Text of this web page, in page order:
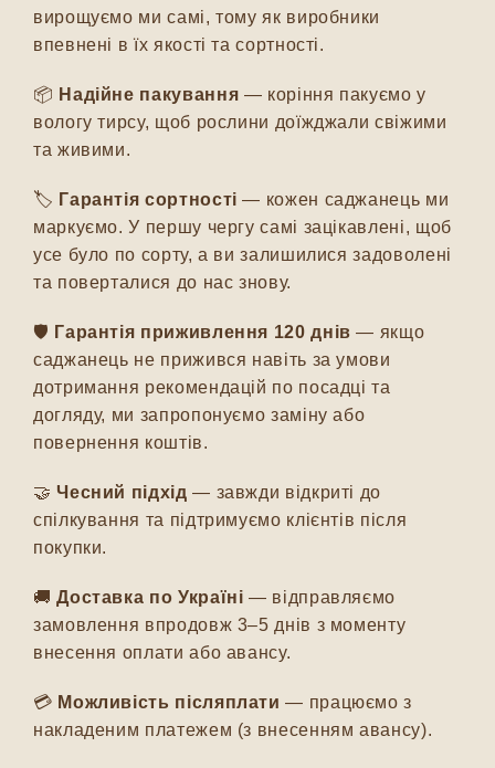
вирощуємо ми самі, тому як виробники
впевнені в їх якості та сортності.
📦 Надійне пакування — коріння пакуємо у
вологу тирсу, щоб рослини доїжджали свіжими
та живими.
🏷️ Гарантія сортності — кожен саджанець ми
маркуємо. У першу чергу самі зацікавлені, щоб
усе було по сорту, а ви залишилися задоволені
та поверталися до нас знову.
🛡️ Гарантія приживлення 120 днів — якщо
саджанець не прижився навіть за умови
дотримання рекомендацій по посадці та
догляду, ми запропонуємо заміну або
повернення коштів.
🤝Чесний підхід — завжди відкриті до
спілкування та підтримуємо клієнтів після
покупки.
🚚Доставка по Україні — відправляємо
замовлення впродовж 3–5 днів з моменту
внесення оплати або авансу.
💳 Можливість післяплати — працюємо з
накладеним платежем (з внесенням авансу).